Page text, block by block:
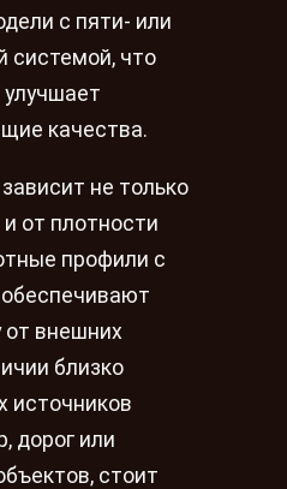
с пяти- или
системой, что
качества.
не только
от плотности
профили с
внешних
близко
источников
дорог или
стоит